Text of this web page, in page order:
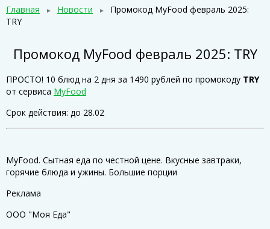
Главная Новости
Промокод MyFood февраль 2025:
TRY
Промокод MyFood февраль 2025: TRY
ПРОСТО! 10 блюд на 2 дня за 1490 рублей по промокоду TRY
от сервиса MyFood
Срок действия: до 28.02
MyFood. Сытная еда по честной цене. Вкусные завтраки,
горячие блюда и ужины. Большие порции
Реклама
ООО "Моя Еда"